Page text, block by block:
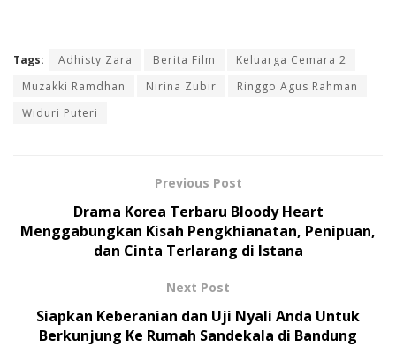
Tags: Adhisty Zara Berita Film
Keluarga Cemara 2
Muzakki Ramdhan
Nirina Zubir
Ringgo Agus Rahman
Widuri Puteri
Previous Post
Drama Korea Terbaru Bloody Heart
Menggabungkan Kisah Pengkhianatan, Penipuan,
dan Cinta Terlarang di Istana
Next Post
Siapkan Keberanian dan Uji Nyali Anda Untuk
Berkunjung Ke Rumah Sandekala di Bandung